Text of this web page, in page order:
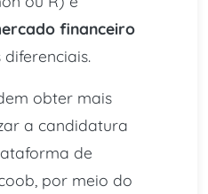
financeiro
obter mais
a candidatura
de
por meio do